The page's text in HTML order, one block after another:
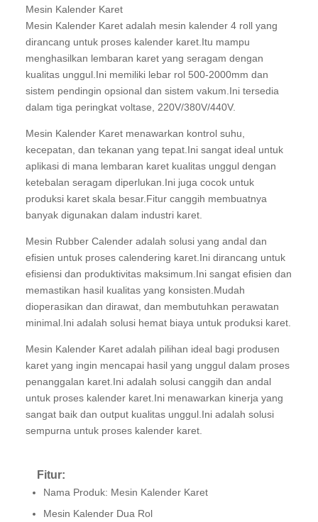
Mesin Kalender Karet
Mesin Kalender Karet adalah mesin kalender 4 roll yang
dirancang untuk proses kalender karet.Itu mampu
menghasilkan lembaran karet yang seragam dengan
kualitas unggul.Ini memiliki lebar rol 500-2000mm dan
sistem pendingin opsional dan sistem vakum.Ini tersedia
dalam tiga peringkat voltase, 220V/380V/440V.
Mesin Kalender Karet menawarkan kontrol suhu,
kecepatan, dan tekanan yang tepat.Ini sangat ideal untuk
aplikasi di mana lembaran karet kualitas unggul dengan
ketebalan seragam diperlukan.Ini juga cocok untuk
produksi karet skala besar.Fitur canggih membuatnya
banyak digunakan dalam industri karet.
Mesin Rubber Calender adalah solusi yang andal dan
efisien untuk proses calendering karet.Ini dirancang untuk
efisiensi dan produktivitas maksimum.Ini sangat efisien dan
memastikan hasil kualitas yang konsisten.Mudah
dioperasikan dan dirawat, dan membutuhkan perawatan
minimal.Ini adalah solusi hemat biaya untuk produksi karet.
Mesin Kalender Karet adalah pilihan ideal bagi produsen
karet yang ingin mencapai hasil yang unggul dalam proses
penanggalan karet.Ini adalah solusi canggih dan andal
untuk proses kalender karet.Ini menawarkan kinerja yang
sangat baik dan output kualitas unggul.Ini adalah solusi
sempurna untuk proses kalender karet.
Fitur:
Nama Produk: Mesin Kalender Karet
Mesin Kalender Dua Rol